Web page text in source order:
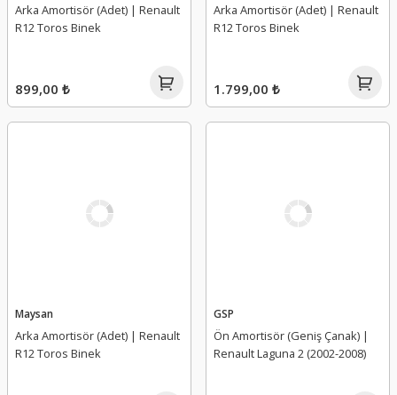
Arka Amortisör (Adet) | Renault
R12 Toros Binek
899,00 ₺
Arka Amortisör (Adet) | Renault
R12 Toros Binek
1.799,00 ₺
Maysan
Arka Amortisör (Adet) | Renault
R12 Toros Binek
GSP
Ön Amortisör (Geniş Çanak) |
Renault Laguna 2 (2002-2008)